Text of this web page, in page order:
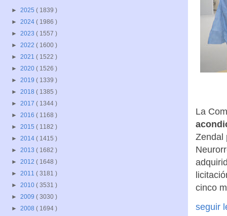
La
Zendal
cinco
seguir
► 2025 ( 1839 )
► 2024 ( 1986 )
► 2023 ( 1557 )
► 2022 ( 1600 )
► 2021 ( 1522 )
► 2020 ( 1526 )
► 2019 ( 1339 )
► 2018 ( 1385 )
► 2017 ( 1344 )
► 2016 ( 1168 )
► 2015 ( 1182 )
► 2014 ( 1415 )
► 2013 ( 1682 )
► 2012 ( 1648 )
► 2011 ( 3181 )
► 2010 ( 3531 )
► 2009 ( 3030 )
► 2008 ( 1694 )